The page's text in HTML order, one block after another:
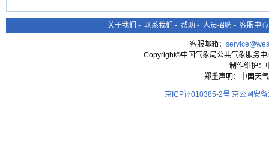
关于我们 - 联系我们 - 帮助 - 人员招聘 - 客服中心
客服邮箱：
Copyright©中国气象局公共气象服务
制作维护：
郑重声明：中国天
京ICP证010385-2号 京公网安